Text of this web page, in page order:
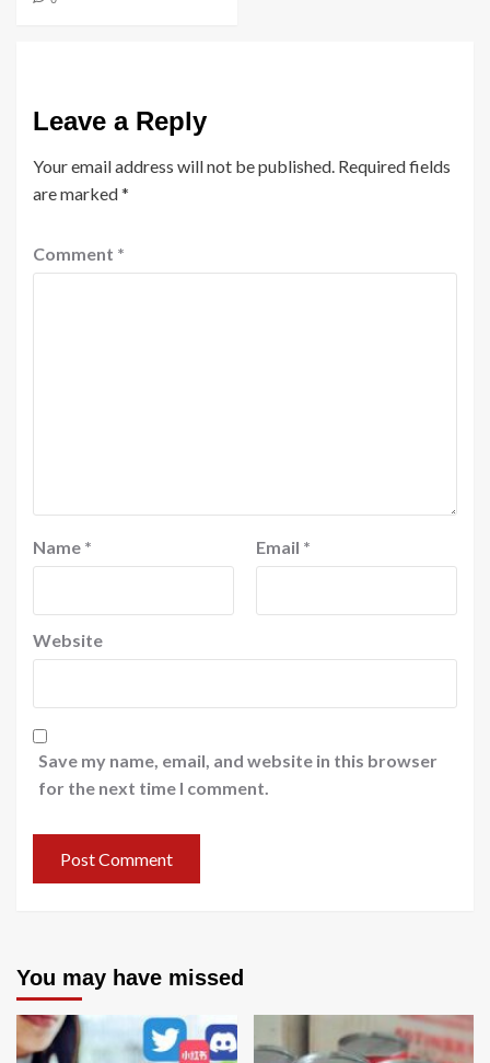
Leave a Reply
Your email address will not be published. Required fields
are marked*
Comment *
Name * Email *
Website
Save my name, email, and website in this browser
for the next time I comment.
You may have missed